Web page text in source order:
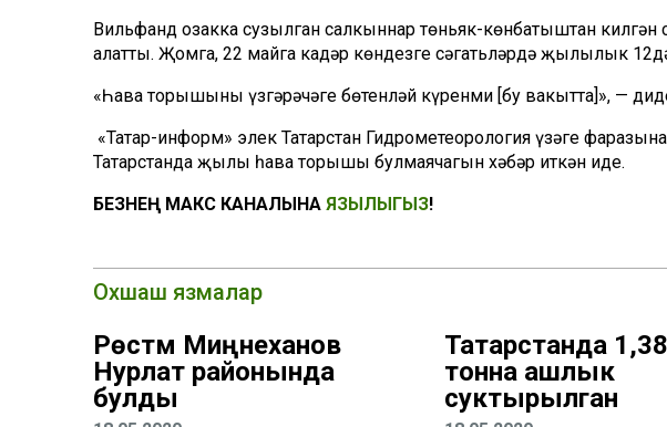
Вильфанд озакка сузылган салкыннар төньяк-көнбатыштан
аңлатты. Җомга, 22 майга кадәр көндезге сәгатьләрдә җылылык
«Һава торышының үзгәрәчәге бөтенләй күренми [бу вакытта]», —
«Татар-информ» элек Татарстан Гидрометеорология үзәге
Татарстанда җылы һава торышы булмаячагын хәбәр иткән иде.
БЕЗНЕҢ МАКС КАНАЛЫНА ЯЗЫЛЫГЫЗ!
Охшаш язмалар
Рөстәм Миңнеханов
Нурлат районында
булды
Татарстанда
тонна ашлык
суктырылган